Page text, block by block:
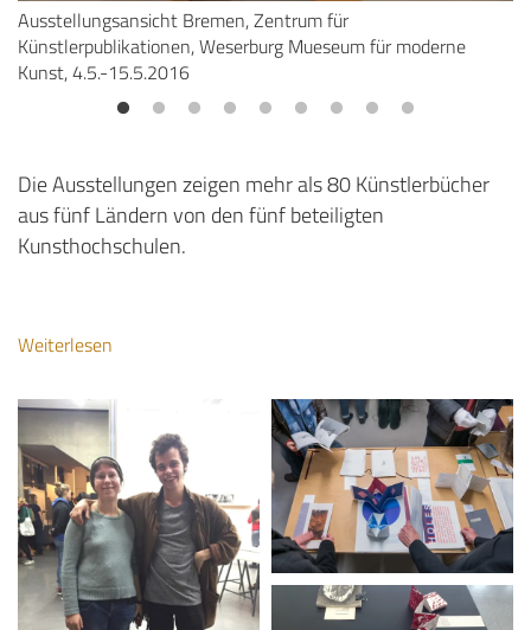
Ausstellungsansicht Bremen, Zentrum für
Künstlerpublikationen, Weserburg Mueseum für moderne
Kunst, 4.5.-15.5.2016
Die Ausstellungen zeigen mehr als 80 Künstlerbücher
aus fünf Ländern von den fünf beteiligten
Kunsthochschulen.
Audun Alvestad, Arild Våge Berge, Peter Cleary, Sara
Sora Park und Numi Thorvarsson, Professor Annette
Kierulf and Assistenz-Professor Caroline Kierulf.
TeilnehmerInnen HfK Bremen:
Esther Adam, Marion Bösen, Amina Brotz, Susan
Buckow, Felix Dreesen, Sarah Förster, Jens
Genehr. Alice Gericke, Tanja Hehn, Lucas Jaspar
Kalmus, Annette Knickmann-Junge, Lui Kohlmann, Man
Weiterlesen